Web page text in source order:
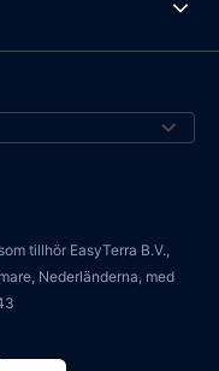
tillhör EasyTerra B.V.,
Nederländerna, med